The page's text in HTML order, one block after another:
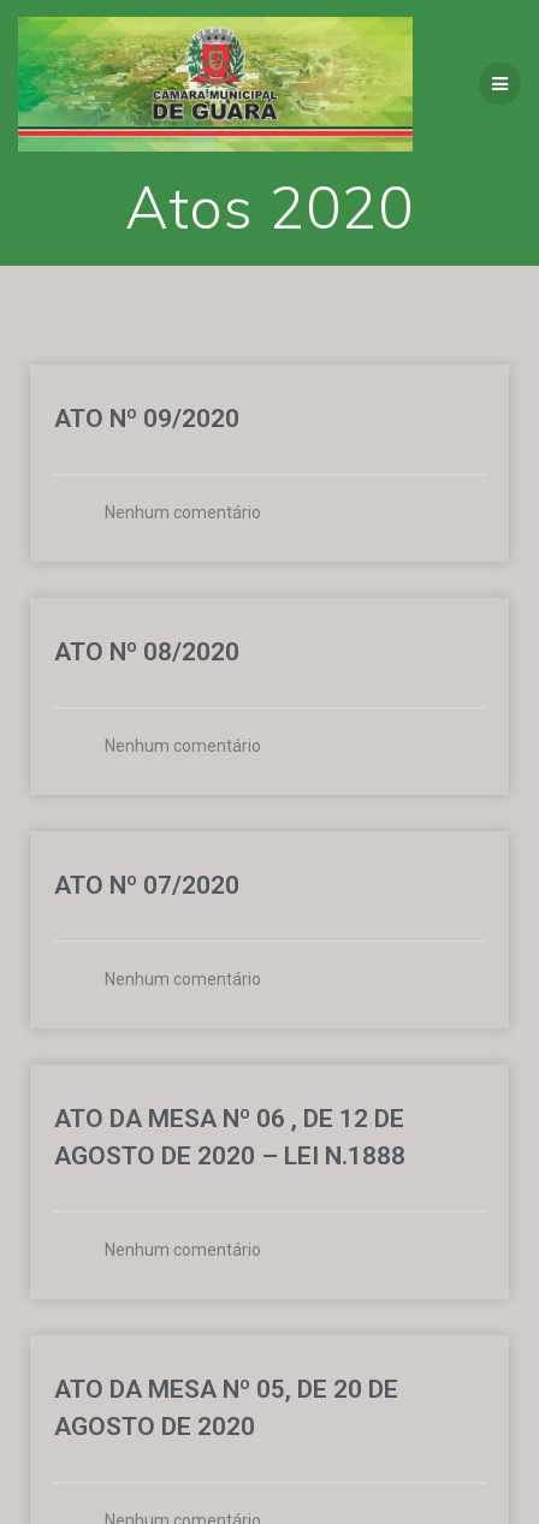
Atos 2020
ATO Nº 09/2020
Nenhum comentário
ATO Nº 08/2020
Nenhum comentário
ATO Nº 07/2020
Nenhum comentário
ATO DA MESA Nº 06 , DE 12 DE
AGOSTO DE 2020 – LEI N.1888
Nenhum comentário
ATO DA MESA Nº 05, DE 20 DE
AGOSTO DE 2020